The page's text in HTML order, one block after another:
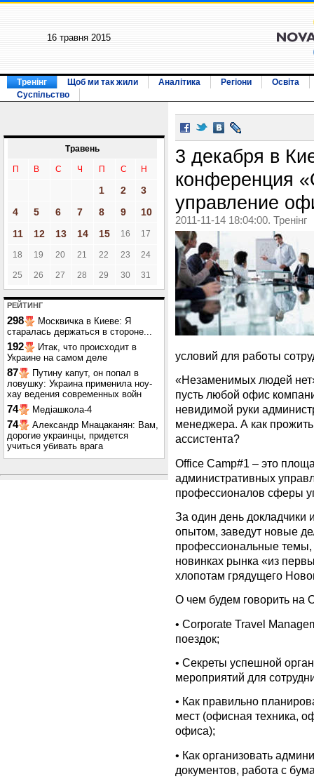
16 травня 2015
Тренінг Щоб ми так жили Аналітика Регіони
Освіта
Суспільство
Травень
П В С Ч П С Н
1 2
3
4
5 6 7 8 9
10
11
12 13 14 15 16 17
18 19 20 21 22 23 24
25 26 27 28 29 30 31
РЕЙТИНГ
298
Москвичка в Киеве: Я
старалась держаться в стороне...
192
Итак, что происходит в
Украине на самом деле
87
Путину капут, он попал в
ловушку: Украина применила ноу-
хау ведения современных войн
74 Медіашкола-4
74
Александр Мнацаканян: Вам,
дорогие украинцы, придется
учиться убивать врага
3 декабря в
конференция
управление
2011-11-14 18:04:00. Тренінг
условий для работы
«Незаменимых людей
пусть любой офис
невидимой руки
менеджера. А как
ассистента?
Office Camp#1 – это
административных
профессионалов сферы
За один день докладчики
опытом, заведут новые
профессиональные
новинках рынка «из
хлопотам грядущего
О чем будем говорить на
• Corporate Travel
поездок;
• Секреты успешной
мероприятий для
• Как правильно
мест (офисная техника,
офиса);
• Как организовать
документов, работа с